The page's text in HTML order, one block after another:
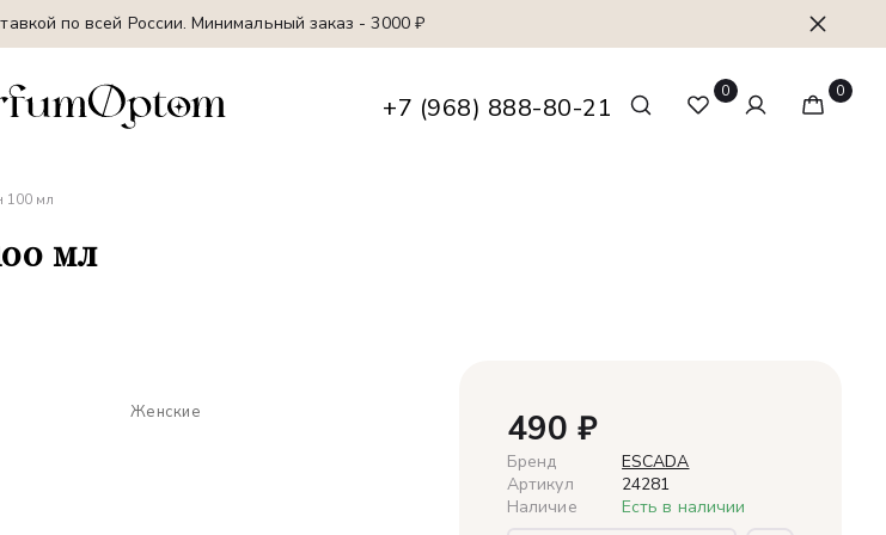
по всей России. Минимальный заказ - 3000 ₽
+7 (968) 888-80-21
0 0
100 мл
мл
Женские 490 ₽
Бренд
ESCADA
Артикул
24281
Наличие
Есть в наличии